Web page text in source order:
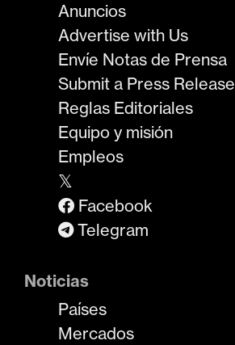
Anuncios
Advertise with Us
Envíe Notas de Prensa
Submit a Press Release
Reglas Editoriales
Equipo y misión
Empleos
𝕏
Facebook
Telegram
Noticias
Países
Mercados